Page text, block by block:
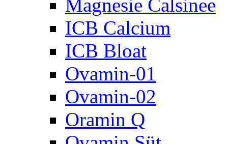
Magnesie Calsinee
ICB Calcium
ICB Bloat
Ovamin-01
Ovamin-02
Oramin Q